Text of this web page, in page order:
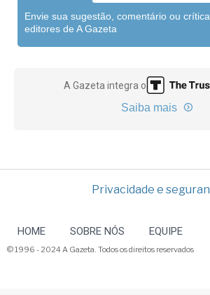
Envie sua sugestão, comentário ou
editores de A Gazeta
A Gazeta integra o
Saiba mais
Privacidade e
HOME SOBRE NÓS EQUIPE
© 1996 - 2024 A Gazeta. Todos os direitos reservados